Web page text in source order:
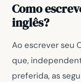
Como
inglês?
Ao escrever seu
que,
preferida, as